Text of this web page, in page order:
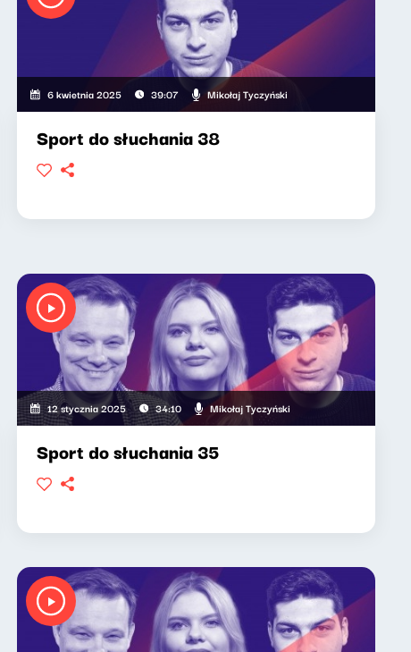
6 kwietnia 2025 39:07 Mikołaj Tyczyński
Sport do słuchania 38
12 stycznia 2025 34:10 Mikołaj Tyczyński
Sport do słuchania 35